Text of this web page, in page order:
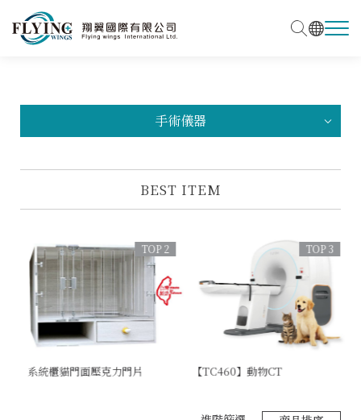
手術儀器
BEST ITEM
系統櫃貓門面壓克力門片 【TC460】動物CT